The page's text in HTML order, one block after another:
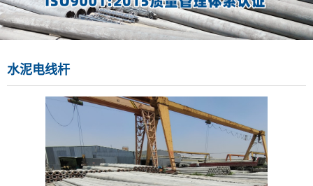
水泥电线杆